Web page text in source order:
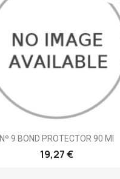
Vista rápida
Nº 9 BOND PROTECTOR 90 Ml
19,27 €